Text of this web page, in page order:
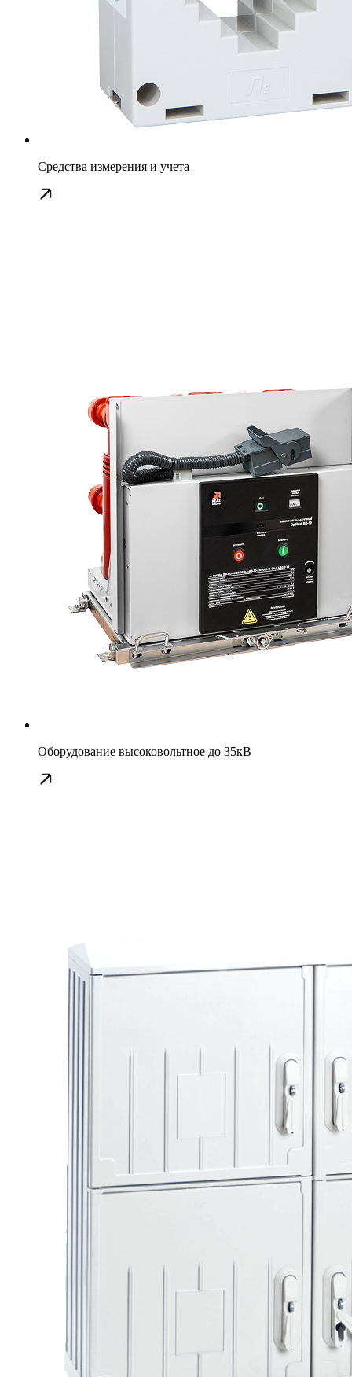
Средства измерения и учета
Оборудование высоковольтное до 35кВ